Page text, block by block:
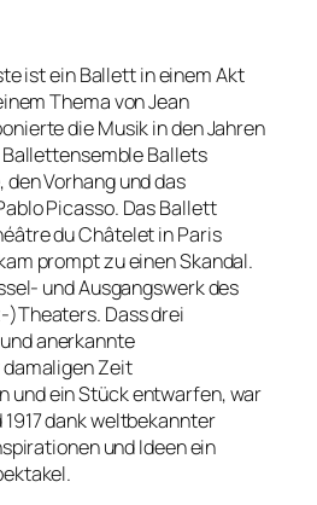
ist ein Ballett in einem Akt
Thema von Jean
die Musik in den Jahren
Ballettensemble Ballets
den Vorhang und das
Picasso. Das Ballett
du Châtelet in Paris
prompt zu einen Skandal.
und Ausgangswerk des
Dass drei
anerkannte
Zeit
und ein Stück entwarfen, war
dank weltbekannter
und Ideen ein